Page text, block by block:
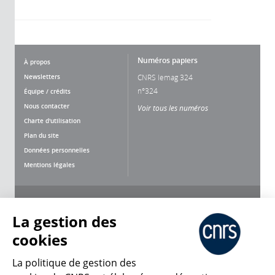
À propos
Newsletters
Équipe / crédits
Nous contacter
Charte d'utilisation
Plan du site
Données personnelles
Mentions légales
Numéros papiers
CNRS lemag 324
n°324
Voir tous les numéros
La gestion des
cookies
La politique de gestion des